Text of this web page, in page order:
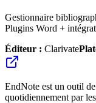
Gestionnaire
Plugins Word +
Éditeur : Clarivate
EndNote est un outil
quotidiennement par